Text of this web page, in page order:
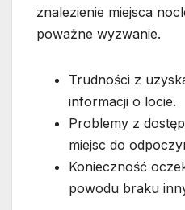
znalezienie miejsca
poważne wyzwanie.
Trudności z
informacji o locie.
Problemy z
miejsc do
Konieczność
powodu braku